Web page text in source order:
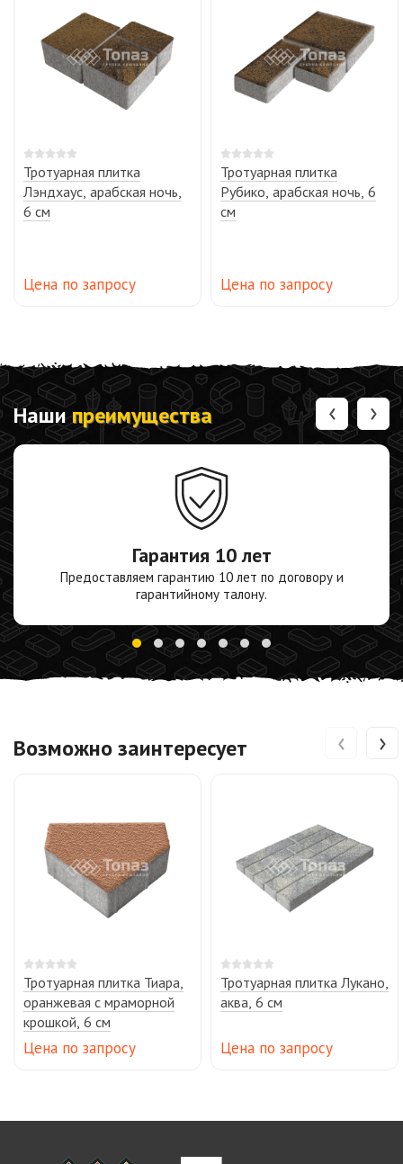
Тротуарная плитка
Лэндхаус, арабская ночь,
6 см
Цена по запросу
Тротуарная плитка
Рубико, арабская ночь, 6
см
Цена по запросу
Нашипреимущества
Гарантия 10 лет
Предоставляем гарантию 10 лет по договору и
гарантийному талону.
‹ ›
Возможно заинтересует
Тротуарная плитка Тиара,
оранжевая с мраморной
крошкой, 6 см
Цена по запросу
Тротуарная плитка Лукано,
аква, 6 см
Цена по запросу
‹ ›